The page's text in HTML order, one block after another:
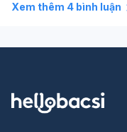
Xem thêm 4 bình luận